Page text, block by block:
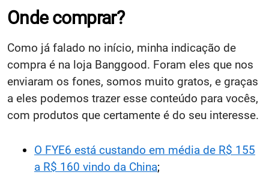
Onde comprar?
Como já falado no início, minha indicação de
compra é na loja Banggood. Foram eles que nos
enviaram os fones, somos muito gratos, e graças
a eles podemos trazer esse conteúdo para vocês,
com produtos que certamente é do seu interesse.
O FYE6 está custando em média de R$ 155
a R$ 160 vindo da China;